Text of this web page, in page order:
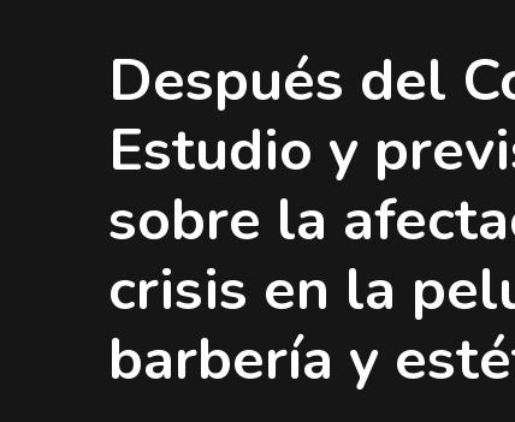
Después del
Estudio y
sobre la
crisis en la
barbería y